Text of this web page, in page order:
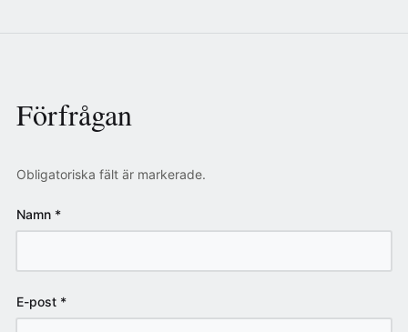
Förfrågan
Obligatoriska fält är markerade.
Namn*
E-post*